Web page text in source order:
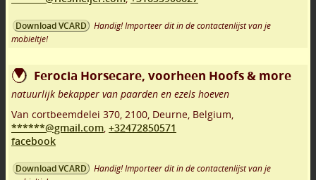
Download VCARD
Handig! Importeer dit in de contactenlijst van je
mobieltje!
Ferocia Horsecare, voorheen Hoofs & more
natuurlijk bekapper van paarden en ezels hoeven
Van cortbeemdelei 370, 2100, Deurne, Belgium,
******@gmail.com, +32472850571
facebook
Download VCARD
Handig! Importeer dit in de contactenlijst van je